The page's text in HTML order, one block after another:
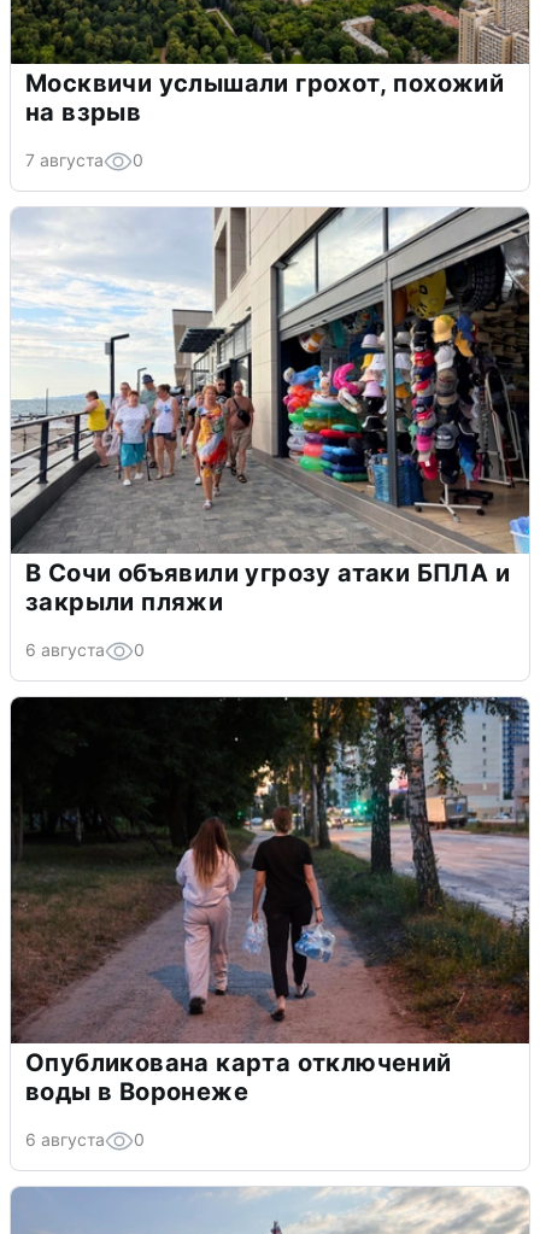
Москвичи услышали грохот, похожий
на взрыв
7 августа 0
В Сочи объявили угрозу атаки БПЛА и
закрыли пляжи
6 августа 0
Опубликована карта отключений
воды в Воронеже
6 августа 0